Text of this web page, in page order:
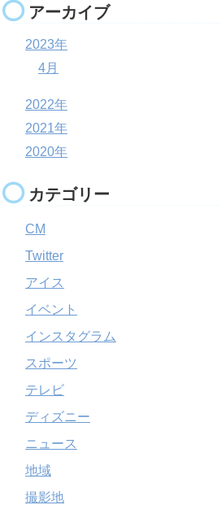
アーカイブ
2023年
4月
2022年
2021年
2020年
カテゴリー
CM
Twitter
アイス
イベント
インスタグラム
スポーツ
テレビ
ディズニー
ニュース
地域
撮影地